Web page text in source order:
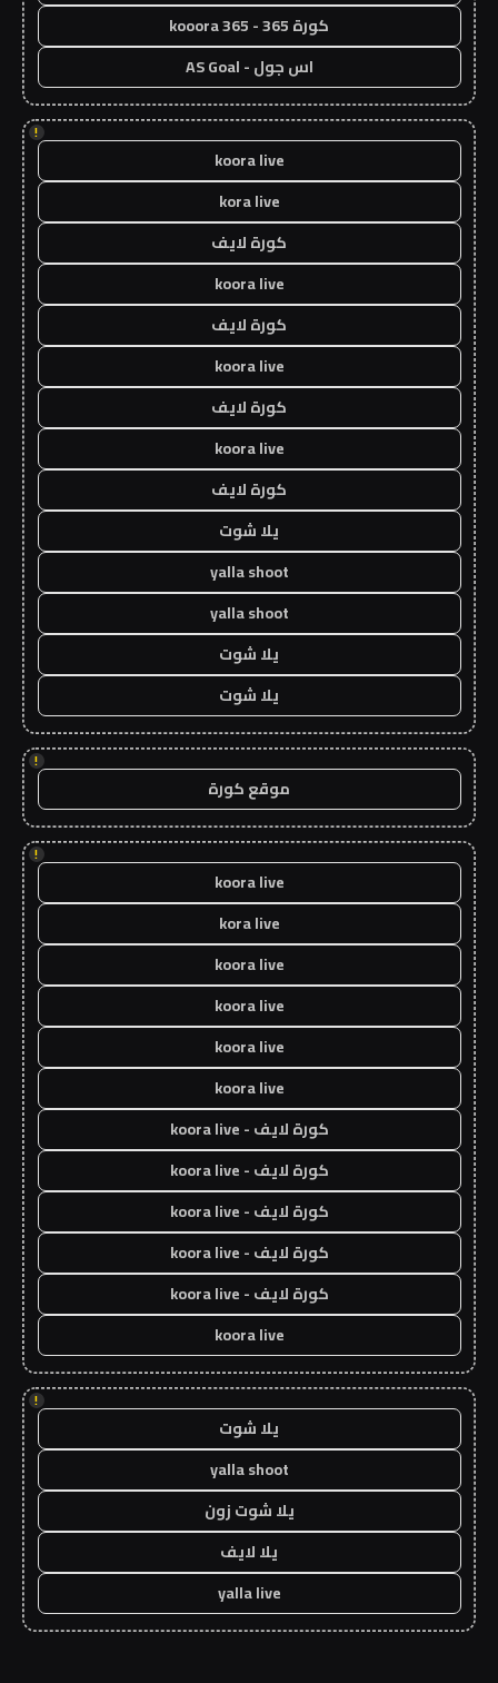
كورة 365 - kooora 365
اس جول - AS Goal
!
koora live
kora live
كورة لايف
koora live
كورة لايف
koora live
كورة لايف
koora live
كورة لايف
يلا شوت
yalla shoot
yalla shoot
يلا شوت
يلا شوت
!
موقع كورة
!
koora live
kora live
koora live
koora live
koora live
koora live
كورة لايف - koora live
كورة لايف - koora live
كورة لايف - koora live
كورة لايف - koora live
كورة لايف - koora live
koora live
!
يلا شوت
yalla shoot
يلا شوت زون
يلا لايف
yalla live